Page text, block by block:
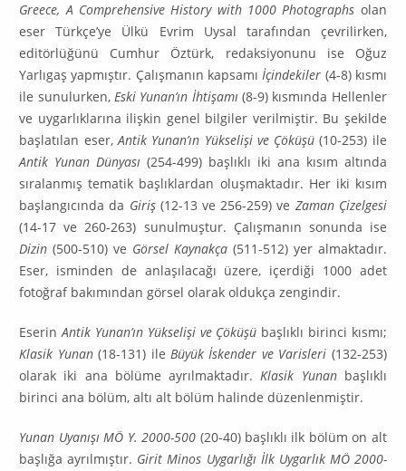
Gree­ce, A Comprehensive History with 1000 Photographs olan
eser Türkçe’ye Ülkü Evrim Uysal tarafından çevrilirken,
editörlüğünü Cumhur Öztürk, redaksiyonunu ise Oğuz
Yarlıgaş yapmıştır. Çalışmanın kapsamıİçindekiler (4-8) kısmı
ile sunulurken, Eski Yunan’ın İhtişamı(8-9) kısmında Hellenler
ve uygarlıklarına ilişkin genel bilgiler verilmiştir. Bu şekilde
başlatılan eser,Antik Yu­nan’ın Yükselişi ve Çöküşü (10-253) ile
Antik Yunan Dünyası (254-499) başlıklı iki ana kısım altında
sıralanmış tematik başlıklardan oluşmaktadır. Her iki kısım
başlangıcında da Giriş(12-13 ve 256-259) ve Zaman Çizelgesi
(14-17 ve 260-263) sunulmuştur. Çalışmanın sonunda ise
Dizin (500-510) ve Görsel Kaynakça(511-512) yer almaktadır.
Eser, isminden de anlaşılacağı üzere, içerdiği 1000 adet
fotoğraf bakımından görsel olarak oldukça zengindir.
EserinAntik Yunan’ın Yükselişi ve Çöküşü başlıklı birinci kısmı;
Klasik Yunan(18-131) ileBüyük İskender ve Varisleri (132-253)
olarak iki ana bölüme ayrılmaktadır.Klasik Yunanbaşlıklı
birinci ana bölüm, altı alt bölüm halinde düzenlenmiştir.
Yunan Uyanışı MÖ Y. 2000-500 (20-40) başlıklı ilk bölüm on alt
başlığa ayrılmıştır. Girit Minos Uygarlığı İlk Uygarlık MÖ 2000-